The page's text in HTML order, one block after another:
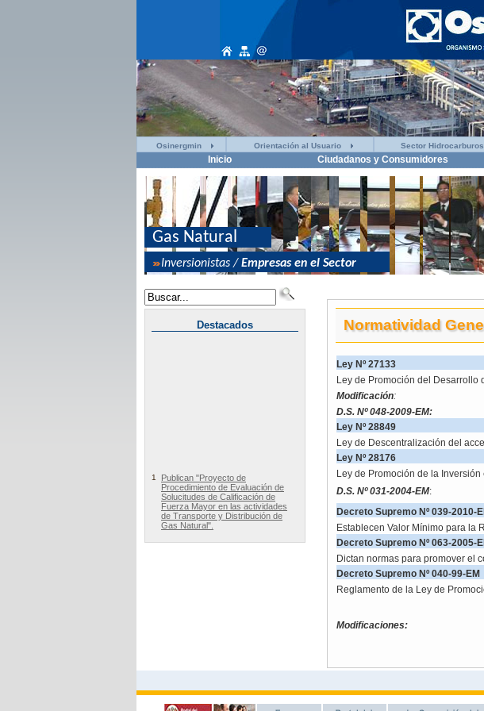
Osinergmin Orientación al Usuario Sector Hidrocarburos
Inicio Ciudadanos y Consumidores